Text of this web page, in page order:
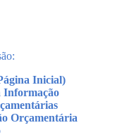
Inicial)
Informação
Orçamentária